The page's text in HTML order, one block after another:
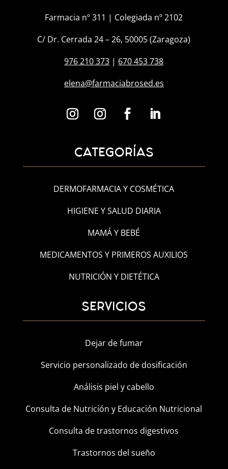
Farmacia nº 311 | Colegiada nº 2102
C/ Dr. Cerrada 24 – 26, 50005 (Zaragoza)
976 210 373 | 670 453 738
elena@farmaciabrosed.es
CATEGORÍAS
DERMOFARMACIA Y COSMÉTICA
HIGIENE Y SALUD DIARIA
MAMÁ Y BEBÉ
MEDICAMENTOS Y PRIMEROS AUXILIOS
NUTRICIÓN Y DIETÉTICA
SERVICIOS
Dejar de fumar
Servicio personalizado de dosificación
Análisis piel y cabello
Consulta de Nutrición y Educación Nutricional
Consulta de trastornos digestivos
Trastornos del sueño